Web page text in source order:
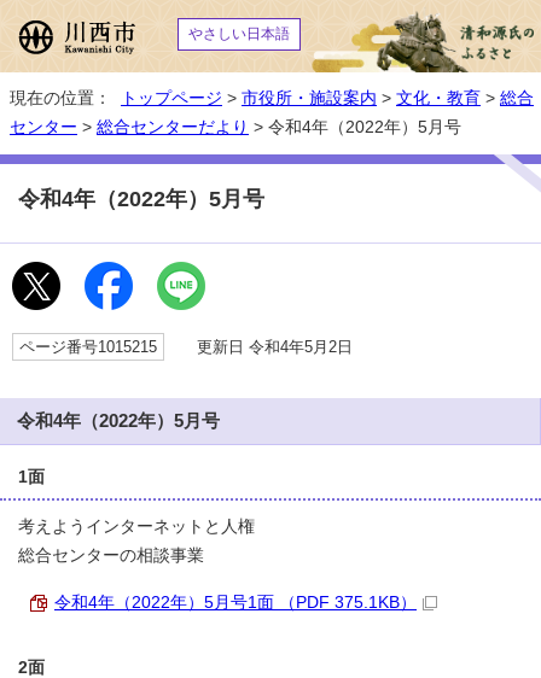
やさしい日本語
現在の位置： トップページ > 市役所・施設案内 > 文化・教育 > 総合
センター > 総合センターだより > 令和4年（2022年）5月号
令和4年（2022年）5月号
ページ番号1015215 更新日 令和4年5月2日
令和4年（2022年）5月号
1面
考えようインターネットと人権
総合センターの相談事業
令和4年（2022年）5月号1面 （PDF 375.1KB）
2面